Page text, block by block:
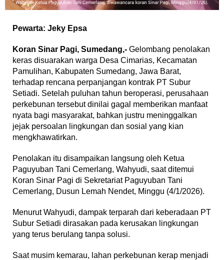
Pewarta: Jeky Epsa
‎Koran Sinar Pagi, Sumedang,- Gelombang penolakan
keras disuarakan warga Desa Cimarias, Kecamatan
Pamulihan, Kabupaten Sumedang, Jawa Barat,
terhadap rencana perpanjangan kontrak PT Subur
Setiadi. Setelah puluhan tahun beroperasi, perusahaan
perkebunan tersebut dinilai gagal memberikan manfaat
nyata bagi masyarakat, bahkan justru meninggalkan
jejak persoalan lingkungan dan sosial yang kian
mengkhawatirkan.
‎Penolakan itu disampaikan langsung oleh Ketua
Paguyuban Tani Cemerlang, Wahyudi, saat ditemui
Koran Sinar Pagi di Sekretariat Paguyuban Tani
Cemerlang, Dusun Lemah Nendet, Minggu (4/1/2026).
‎Menurut Wahyudi, dampak terparah dari keberadaan PT
Subur Setiadi dirasakan pada kerusakan lingkungan
yang terus berulang tanpa solusi.
‎Saat musim kemarau, lahan perkebunan kerap menjadi